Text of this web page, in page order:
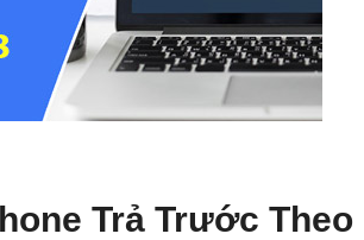
Trả Trước Theo